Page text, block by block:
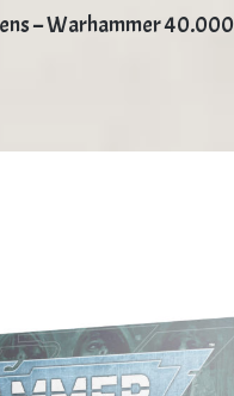
– Warhammer 40.000